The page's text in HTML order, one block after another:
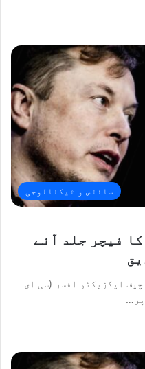
سائنس و ٹیکنالوجی
فیچر جلد آنے
چیف ایگزیکٹو افسر (سی ای